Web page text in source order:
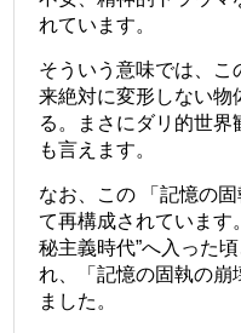
れています。
そういう意味では、こ
来絶対に変形しない物
る。まさにダリ的世界
も言えます。
なお、この 「記憶の
て再構成されています
秘主義時代”へ入った
れ、「記憶の固執の崩
ました。